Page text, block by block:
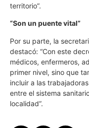
territorio”.
“Son un puente vital”
Por su parte, la
destacó: “Con este
médicos, enfermeros,
primer nivel, sino que
incluir a las
entre el sistema
localidad”.